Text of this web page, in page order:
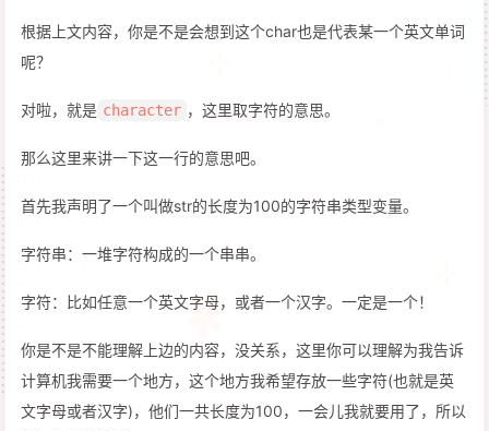
根据上文内容，你是不是会想到这个char也是代表某一个英文单词
呢？
对啦，就是 character ，这里取字符的意思。
那么这里来讲一下这一行的意思吧。
首先我声明了一个叫做str的长度为100的字符串类型变量。
字符串：一堆字符构成的一个串串。
字符：比如任意一个英文字母，或者一个汉字。一定是一个！
你是不是不能理解上边的内容，没关系，这里你可以理解为我告诉
计算机我需要一个地方，这个地方我希望存放一些字符(也就是英
文字母或者汉字)，他们一共长度为100，一会儿我就要用了，所以